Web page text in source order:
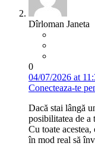
Dîrloman Janeta
0
04/07/2026 at
Conecteaza-te
Dacă stai lângă
posibilitatea de a
Cu toate
în mod real să